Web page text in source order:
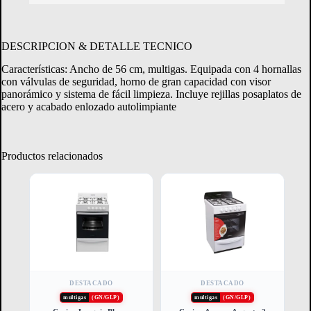
CONSULTAR MARGEN
DESCRIPCION & DETALLE TECNICO
Características: Ancho de 56 cm, multigas. Equipada con 4 hornallas
con válvulas de seguridad, horno de gran capacidad con visor
panorámico y sistema de fácil limpieza. Incluye rejillas posaplatos de
acero y acabado enlozado autolimpiante
Productos relacionados
DESTACADO
multigas (GN/GLP)
DESTACADO
multigas (GN/GLP)